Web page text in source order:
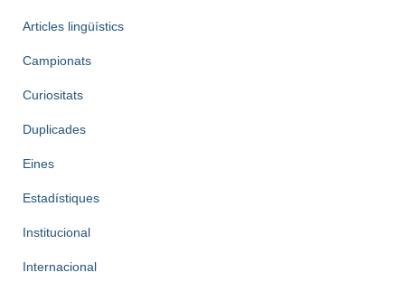
Articles lingüístics
Campionats
Curiositats
Duplicades
Eines
Estadístiques
Institucional
Internacional